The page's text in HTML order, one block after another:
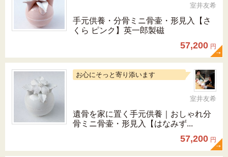
室井友希
手元供養・分骨ミニ骨壷・形見入【さ
くら ピンク】英一郎製磁
57,200 円
お心にそっと寄り添います
室井友希
遺骨を家に置く手元供養｜おしゃれ分
骨ミニ骨壷・形見入【はなみず...
57,200 円